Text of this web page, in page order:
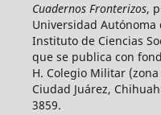
Cuadernos Fronterizos,
Universidad Autónoma
Instituto de Ciencias
que se publica con
H. Colegio Militar
Ciudad Juárez,
3859.